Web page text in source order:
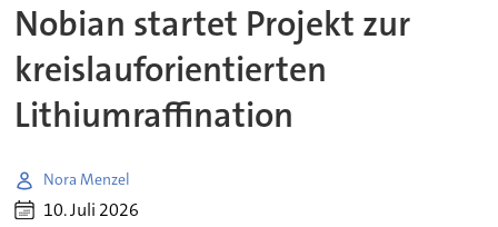
Nobian startet Projekt zur
kreislauforientierten
Lithiumraffination
Nora Menzel
10. Juli 2026